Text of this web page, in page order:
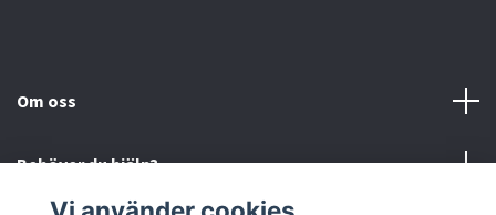
Om oss
Behöver du hjälp?